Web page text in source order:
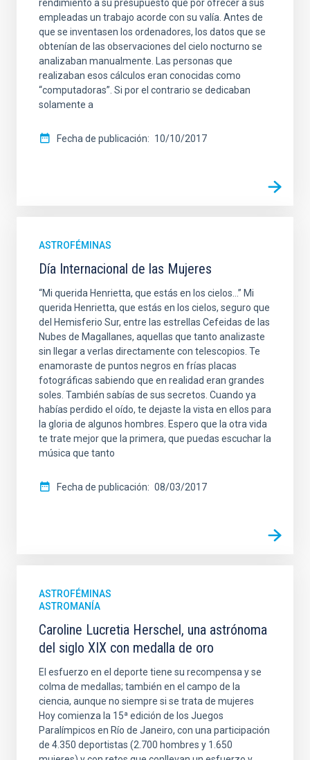
rendimiento a su presupuesto que por ofrecer a sus
empleadas un trabajo acorde con su valía. Antes de
que se inventasen los ordenadores, los datos que se
obtenían de las observaciones del cielo nocturno se
analizaban manualmente. Las personas que
realizaban esos cálculos eran conocidas como
“computadoras”. Si por el contrario se dedicaban
solamente a
Fecha de publicación 10/10/2017
ASTROFÉMINAS
Día Internacional de las Mujeres
“Mi querida Henrietta, que estás en los cielos…” Mi
querida Henrietta, que estás en los cielos, seguro que
del Hemisferio Sur, entre las estrellas Cefeidas de las
Nubes de Magallanes, aquellas que tanto analizaste
sin llegar a verlas directamente con telescopios. Te
enamoraste de puntos negros en frías placas
fotográficas sabiendo que en realidad eran grandes
soles. También sabías de sus secretos. Cuando ya
habías perdido el oído, te dejaste la vista en ellos para
la gloria de algunos hombres. Espero que la otra vida
te trate mejor que la primera, que puedas escuchar la
música que tanto
Fecha de publicación 08/03/2017
ASTROFÉMINAS
ASTROMANÍA
Caroline Lucretia Herschel, una astrónoma
del siglo XIX con medalla de oro
El esfuerzo en el deporte tiene su recompensa y se
colma de medallas; también en el campo de la
ciencia, aunque no siempre si se trata de mujeres
Hoy comienza la 15ª edición de los Juegos
Paralímpicos en Río de Janeiro, con una participación
de 4.350 deportistas (2.700 hombres y 1.650